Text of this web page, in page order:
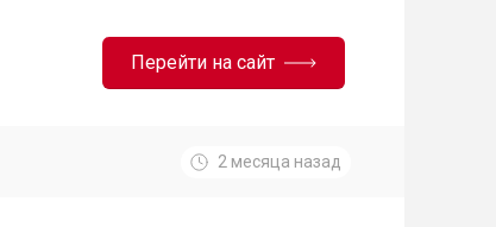
Перейти на сайт
2 месяца назад